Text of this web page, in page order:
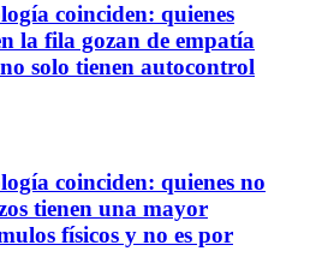
coinciden: quienes
la fila gozan de empatía
solo tienen autocontrol
coinciden: quienes no
tienen una mayor
físicos y no es por